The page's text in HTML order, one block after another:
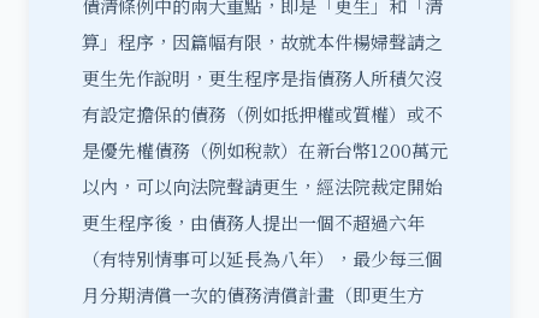
債清條例中的兩大重點，即是「 更生 」和「 清
算」程序，因篇幅有限，故就本件楊婦聲請之
更生先作說明，更生程序是指債務人所積欠沒
有設定擔保的債務（例如抵押權或質權）或不
是優先權債務（例如稅款）在新台幣1200萬元
以內，可以向法院聲請更生，經法院裁定開始
更生程序後，由債務人提出一個不超過六年
（有特別情事可以延長為八年），最少每三個
月分期清償一次的債務清償計畫（即更生方